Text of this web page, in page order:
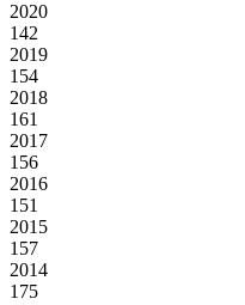
2020
142
2019
154
2018
161
2017
156
2016
151
2015
157
2014
175